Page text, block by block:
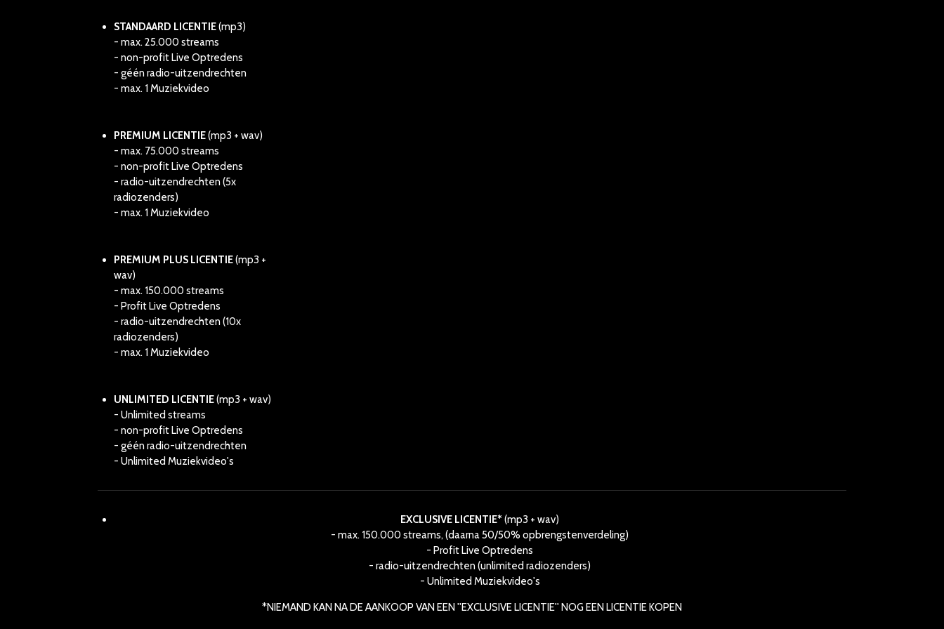
STANDAARD LICENTIE(mp3)
- max. 25.000 streams
- non-profit Live Optredens
- géén radio-uitzendrechten
- max. 1 Muziekvideo
PREMIUM LICENTIE(mp3 + wav)
- max. 75.000 streams
- non-profit Live Optredens
- radio-uitzendrechten (5x
radiozenders)
- max. 1 Muziekvideo
PREMIUM PLUS LICENTIE(mp3 +
wav)
- max. 150.000 streams
- Profit Live Optredens
- radio-uitzendrechten (10x
radiozenders)
- max. 1 Muziekvideo
UNLIMITED LICENTIE(mp3 + wav)
- Unlimited streams
- non-profit Live Optredens
- géén radio-uitzendrechten
- Unlimited Muziekvideo's
EXCLUSIVE LICENTIE* (mp3 + wav)
- max. 150.000 streams, (daarna 50/50% opbrengstenverdeling)
- Profit Live Optredens
- radio-uitzendrechten (unlimited radiozenders)
- Unlimited Muziekvideo's
*NIEMAND KAN NA DE AANKOOP VAN EEN ''EXCLUSIVE LICENTIE'' NOG EEN LICENTIE KOPEN